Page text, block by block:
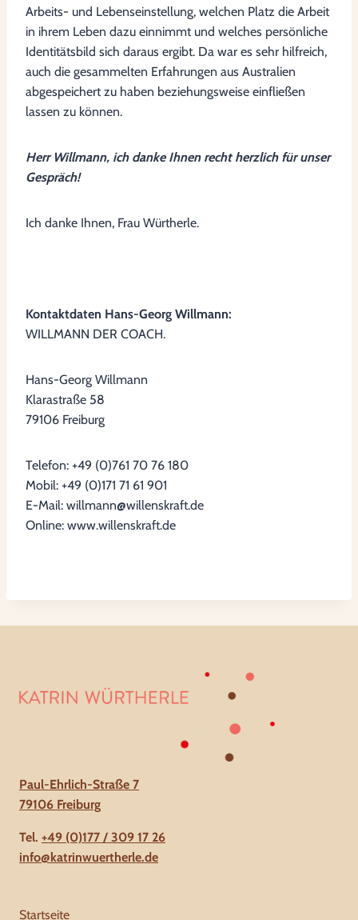
Arbeits- und Lebenseinstellung, welchen Platz die Arbeit
in ihrem Leben dazu einnimmt und welches persönliche
Identitätsbild sich daraus ergibt. Da war es sehr hilfreich,
auch die gesammelten Erfahrungen aus Australien
abgespeichert zu haben beziehungsweise einfließen
lassen zu können.
Herr Willmann, ich danke Ihnen recht herzlich für unser
Gespräch!
Ich danke Ihnen, Frau Würtherle.
Kontaktdaten Hans-Georg Willmann:
WILLMANN DER COACH.
Hans-Georg Willmann
Klarastraße 58
79106 Freiburg
Telefon: +49 (0)761 70 76 180
Mobil: +49 (0)171 71 61 901
E-Mail: willmann@willenskraft.de
Online: www.willenskraft.de
Paul-Ehrlich-Straße 7
79106 Freiburg
Tel. +49 (0)177 / 309 17 26
info@katrinwuertherle.de
Startseite